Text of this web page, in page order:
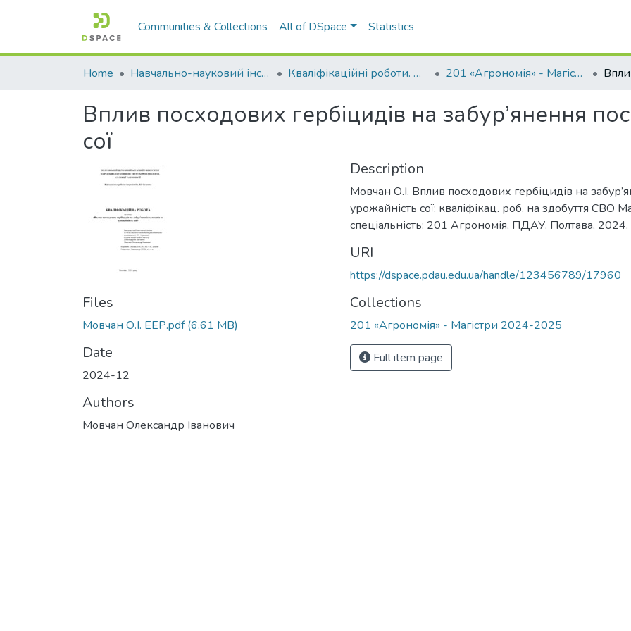
Communities & Collections All of DSpace Statistics
Home Навчально-науковий інститут агротехнологій, селекції та екології Кваліфікаційні роботи. ННІ агротехнологій, селекції та екології 201 «Агрономія» - Магістри 2024-2025
Вплив посходових гербіцидів на забур’янення
сої
Files
Мовчан О.І. ЕЕР.pdf(6.61 MB)
Date
2024-12
Authors
Мовчан Олександр Іванович
Description
Мовчан О.І. Вплив посходових гербіцидів на
урожайність сої: кваліфікац. роб. на здобуття СВО
спеціальність: 201 Агрономія, ПДАУ. Полтава, 2024.
URI
https://dspace.pdau.edu.ua/handle/123456789/17960
Collections
201 «Агрономія» - Магістри 2024-2025
Full item page